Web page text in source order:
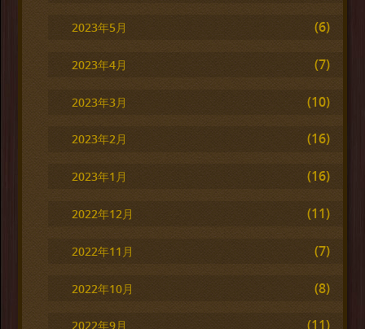
2023年5月 (6)
2023年4月 (7)
2023年3月 (10)
2023年2月 (16)
2023年1月 (16)
2022年12月 (11)
2022年11月 (7)
2022年10月 (8)
2022年9月 (11)